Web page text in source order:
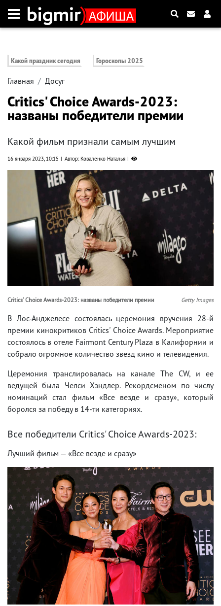
Какой праздник сегодня Гороскопы 2025
Главная Досуг
Critics' Choice Awards-2023:
названы победители премии
Какой фильм признали самым лучшим
16 января 2023, 10:15 Автор: Коваленко Наталья
Critics' Choice Awards-2023: названы победители премии Getty Images
В Лос-Анджелесе состоялась церемония вручения 28-й
премии кинокритиков Critics' Choice Awards. Мероприятие
состоялось в отеле Fairmont Century Plaza в Калифорнии и
собрало огромное количество звезд кино и телевидения.
Церемония транслировалась на канале The CW, и ее
ведущей была Челси Хэндлер. Рекордсменом по числу
номинаций стал фильм «Все везде и сразу», который
боролся за победу в 14-ти категориях.
Все победители Critics' Choice Awards-2023:
Лучший фильм — «Все везде и сразу»